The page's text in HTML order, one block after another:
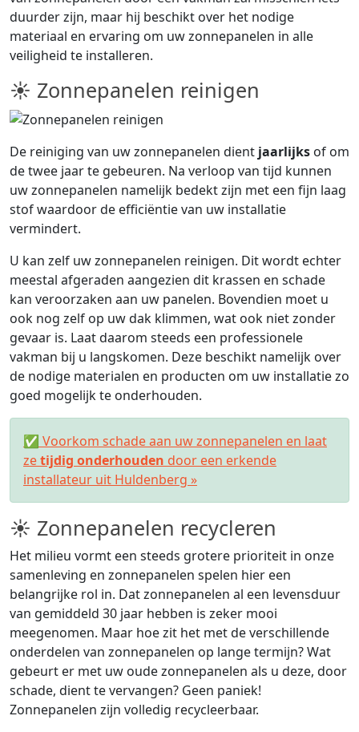
duurder zijn, maar hij beschikt over het nodige
materiaal en ervaring om uw zonnepanelen in alle
veiligheid te installeren.
☀ Zonnepanelen reinigen
De reiniging van uw zonnepanelen dient jaarlijks of om
de twee jaar te gebeuren. Na verloop van tijd kunnen
uw zonnepanelen namelijk bedekt zijn met een fijn laag
stof waardoor de efficiëntie van uw installatie
vermindert.
U kan zelf uw zonnepanelen reinigen. Dit wordt echter
meestal afgeraden aangezien dit krassen en schade
kan veroorzaken aan uw panelen. Bovendien moet u
ook nog zelf op uw dak klimmen, wat ook niet zonder
gevaar is. Laat daarom steeds een professionele
vakman bij u langskomen. Deze beschikt namelijk over
de nodige materialen en producten om uw installatie zo
goed mogelijk te onderhouden.
✅ Voorkom schade aan uw zonnepanelen en laat
zetijdig onderhouden door een erkende
installateur uit Huldenberg »
☀ Zonnepanelen recycleren
Het milieu vormt een steeds grotere prioriteit in onze
samenleving en zonnepanelen spelen hier een
belangrijke rol in. Dat zonnepanelen al een levensduur
van gemiddeld 30 jaar hebben is zeker mooi
meegenomen. Maar hoe zit het met de verschillende
onderdelen van zonnepanelen op lange termijn? Wat
gebeurt er met uw oude zonnepanelen als u deze, door
schade, dient te vervangen? Geen paniek!
Zonnepanelen zijn volledig recycleerbaar.